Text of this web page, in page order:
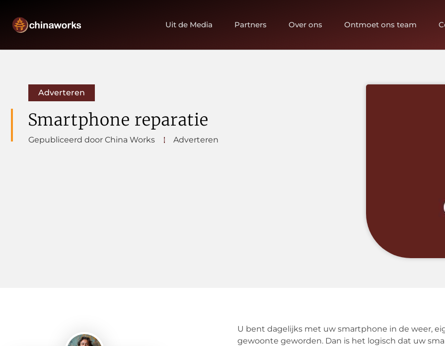
Uit de Media Partners Over ons Ontmoet ons team
Adverteren
Smartphone reparatie
Gepubliceerd door China Works Adverteren
U bent dagelijks met uw smartphone in de weer,
gewoonte geworden. Dan is het logisch dat uw